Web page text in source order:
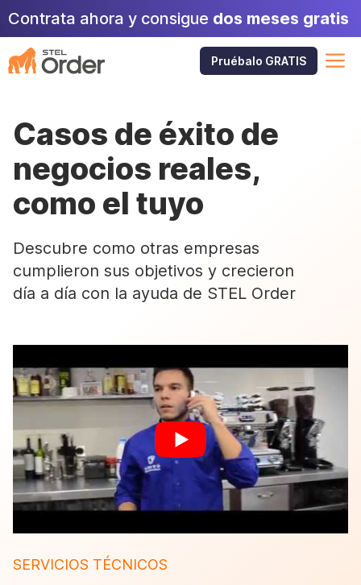
Skip
content
Contrata ahora y consigue dos meses gratis
Pruébalo GRATIS
Casos de éxito de
negocios reales,
como el tuyo
Descubre como otras empresas
cumplieron sus objetivos y crecieron
día a día con la ayuda de STEL Order
SERVICIOS TÉCNICOS